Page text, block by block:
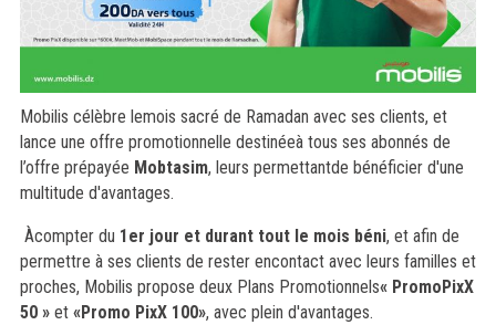
Mobilis célèbre lemois sacré de Ramadan avec ses clients, et
lance une offre promotionnelle destinéeà tous ses abonnés de
l’offre prépayée Mobtasim, leurs permettantde bénéficier d'une
multitude d'avantages.
Àcompter du 1er jour et durant tout le mois béni, et afin de
permettre à ses clients de rester encontact avec leurs familles et
proches, Mobilis propose deux Plans Promotionnels« PromoPixX
50 »et «Promo PixX 100», avec plein d'avantages.